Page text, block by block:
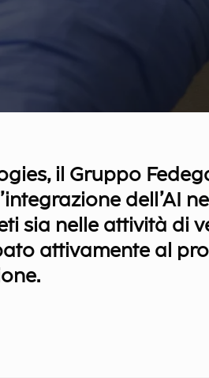
il Gruppo
dell’AI
sia nelle attività di
attivamente al